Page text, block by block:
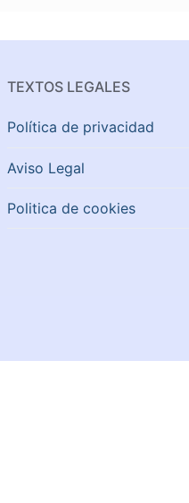
TEXTOS LEGALES
Política de privacidad
Aviso Legal
Politica de cookies